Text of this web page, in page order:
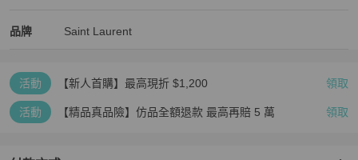
品牌
Saint Laurent精品 男裝品牌介紹
Saint Laurent
Saint Laurent推薦清單
活動 【新人首購】最高現折 $1,200 領取
活動 【精品真品險】仿品全額退款 最高再賠 5 萬 領取